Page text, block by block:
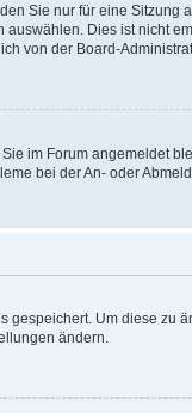
Sie nur für eine
Dies ist nicht
von der Board-
im Forum angemeldet
bei der An- oder
Um diese zu
ändern.